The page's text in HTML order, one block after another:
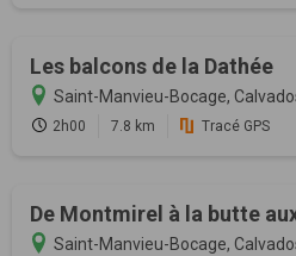
Les balcons de la Dathée
Saint-Manvieu-Bocage,
2h00 7.8 km Tracé GPS
De Montmirel à la butte
Saint-Manvieu-Bocage,